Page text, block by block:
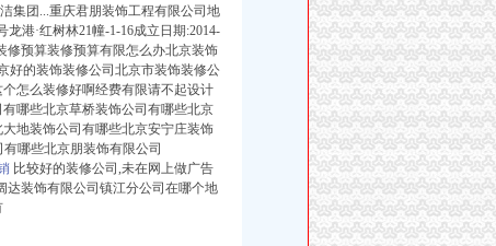
集团...重庆君朋装饰工程有限公司地
港·红树林21幢-1-16成立日期:2014-
修预算装修预算有限怎么办北京装饰
好的装饰装修公司北京市装饰装修公
怎么装修好啊经费有限请不起设计
哪些北京草桥装饰公司有哪些北京
地装饰公司有哪些北京安宁庄装饰
哪些北京朋装饰有限公司
比较好的装修公司,未在网上做广告
达装饰有限公司镇江分公司在哪个地